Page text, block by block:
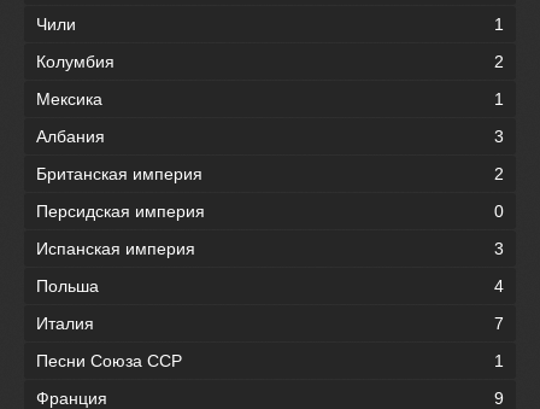
Чили
1
Колумбия
2
Мексика
1
Албания
3
Британская империя
2
Персидская империя
0
Испанская империя
3
Польша
4
Италия
7
Песни Союза ССР
1
Франция
9